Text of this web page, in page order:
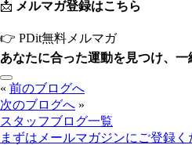
📩 メルマガ登録はこちら
👉 PDit無料メルマガ
あなたに合った運動を見つけ、
« 前のブログへ
次のブログへ »
スタッフブログ一覧
まずはメールマガジンにご登録く